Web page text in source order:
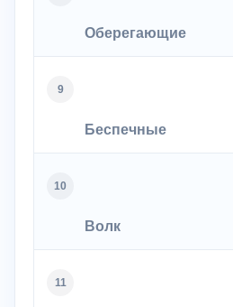
Оберегающие
9
Беспечные
10
Волк
11